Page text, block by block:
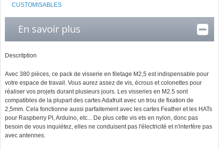
CUSTOMISABLES
En savoir plus
Descritption
Avec 380 pièces, ce pack de visserie en filetage M2,5 est indispensable pour
votre espace de travail. Vous aurez assez de vis, écrous et colonettes pour
réaliser vos projets durant plusieurs jours. Les visseries en M2.5 sont
compatibles de la plupart des cartes Adafruit avec un trou de fixation de
2,5mm. Cela fonctionne aussi parfaitement avec les cartes Feather et les HATs
pour Raspberry PI, Arduino, etc... De plus cette vis ets en nylon, donc pas
besoin de vous inquiétez, elles ne conduisent pas l'électricité et n'interfère pas
avec antennes.